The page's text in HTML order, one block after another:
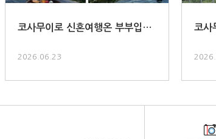
코사무이로 신혼여행온 부부입니
2026.06.23
코사